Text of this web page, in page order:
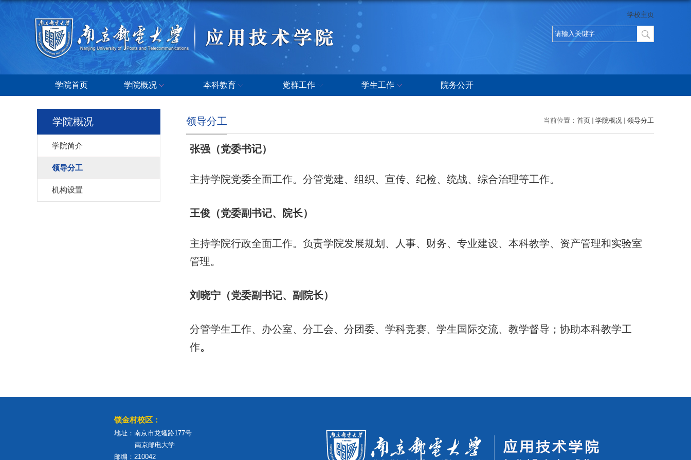
学校主页
学院首页 学院概况 本科教育 党群工作 学生工作 院务公开
学院概况
学院简介
领导分工
机构设置
当前位置： 首页 学院概况 领导分工
领导分工
张强（党委书记）
主持学院党委全面工作。分管党建、组织、宣传、纪检、统战、综合治理等工作。
王俊（党委副书记、院长）
主持学院行政全面工作。负责学院发展规划、人事、财务、专业建设、本科教学、资产管理和实验室
管理。
刘晓宁（党委副书记、副院长）
分管学生工作、办公室、分工会、分团委、学科竞赛、学生国际交流、教学督导；协助本科教学工
作。
锁金村校区：
地址：南京市龙蟠路177号
南京邮电大学
邮编：210042